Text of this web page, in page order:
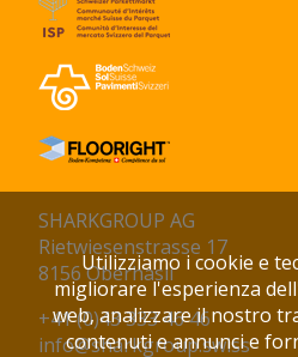
SHARKGROUP AG
Rietwiesenstrasse 17
8156 Oberhasli
+41 (0)43 333 46 46
info@sharkgroup.swiss
Utilizziamo i cookie e
migliorare l'esperienza
web, analizzare il nostro
contenuti e annunci e